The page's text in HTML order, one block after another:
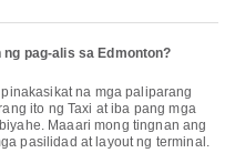
pag-alis sa Edmonton?
na mga paliparang
ito ng Taxi at iba pang mga
Maaari mong tingnan ang
pasilidad at layout ng terminal.